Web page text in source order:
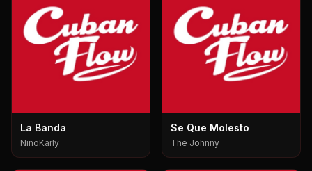
La Banda
NinoKarly
Se Que Molesto
The Johnny